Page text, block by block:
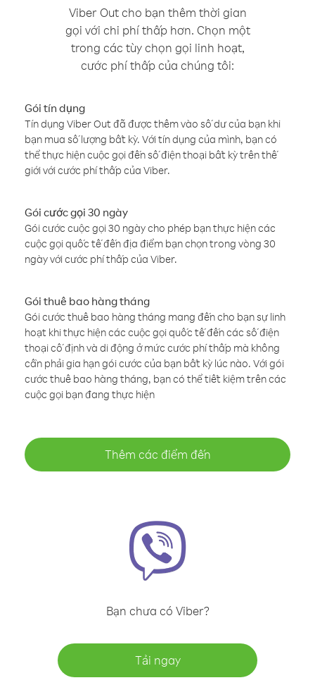
Viber Out cho bạn thêm thời gian
gọi với chi phí thấp hơn. Chọn một
trong các tùy chọn gọi linh hoạt,
cước phí thấp của chúng tôi:
Gói tín dụng
Tín dụng Viber Out đã được thêm vào số dư của bạn khi
bạn mua số lượng bất kỳ. Với tín dụng của mình, bạn có
thể thực hiện cuộc gọi đến số điện thoại bất kỳ trên thế
giới với cước phí thấp của Viber.
Gói cước gọi 30 ngày
Gói cước cuộc gọi 30 ngày cho phép bạn thực hiện các
cuộc gọi quốc tế đến địa điểm bạn chọn trong vòng 30
ngày với cước phí thấp của Viber.
Gói thuê bao hàng tháng
Gói cước thuê bao hàng tháng mang đến cho bạn sự linh
hoạt khi thực hiện các cuộc gọi quốc tế đến các số điện
thoại cố định và di động ở mức cước phí thấp mà không
cần phải gia hạn gói cước của bạn bất kỳ lúc nào. Với gói
cước thuê bao hàng tháng, bạn có thể tiết kiệm trên các
cuộc gọi bạn đang thực hiện
Thêm các điểm đến
Bạn chưa có Viber?
Tải ngay